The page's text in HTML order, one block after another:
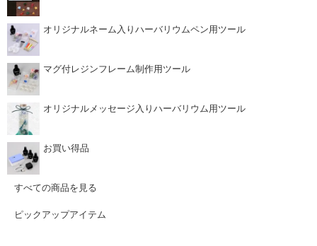
オリジナルネーム入りハーバリウムペン用ツール
マグ付レジンフレーム制作用ツール
オリジナルメッセージ入りハーバリウム用ツール
お買い得品
すべての商品を見る
ピックアップアイテム